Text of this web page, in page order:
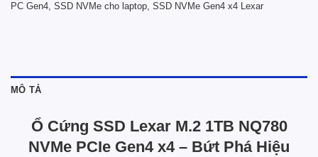
PC Gen4, SSD NVMe cho laptop, SSD NVMe Gen4 x4 Lexar
MÔ TẢ
Ổ Cứng SSD Lexar M.2 1TB NQ780
NVMe PCIe Gen4 x4 – Bứt Phá Hiệu